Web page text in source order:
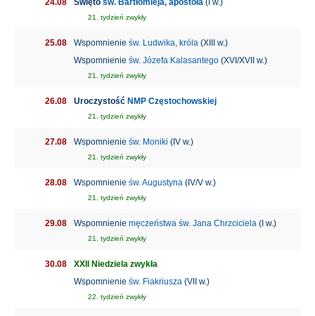
21. tydzień zwykły
25.08 Wspomnienie św. Ludwika, króla (XIII w.)
Wspomnienie św. Józefa Kalasantego (XVI/XVII w.)
21. tydzień zwykły
26.08 Uroczystość NMP Częstochowskiej
21. tydzień zwykły
27.08 Wspomnienie św. Moniki (IV w.)
21. tydzień zwykły
28.08 Wspomnienie św. Augustyna (IV/V w.)
21. tydzień zwykły
29.08 Wspomnienie męczeństwa św. Jana Chrzciciela (I w.)
21. tydzień zwykły
30.08
XXII Niedziela zwykła
Wspomnienie św. Fiakriusza (VII w.)
22. tydzień zwykły